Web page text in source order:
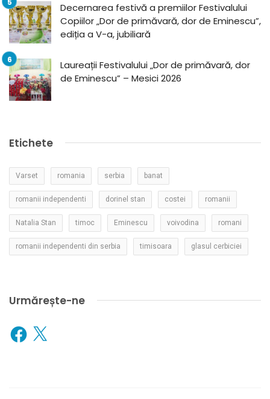
Decernarea festivă a premiilor Festivalului
Copiilor „Dor de primăvară, dor de Eminescu”,
ediția a V-a, jubiliară
Laureații Festivalului „Dor de primăvară, dor
de Eminescu” – Mesici 2026
Etichete
Varset romania serbia banat
romanii independenti dorinel stan costei romanii
Natalia Stan timoc Eminescu voivodina romani
romanii independenti din serbia timisoara glasul cerbiciei
Urmărește-ne
Facebook
X